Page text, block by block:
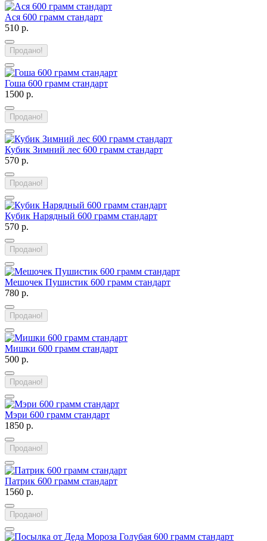
Ася 600 грамм стандарт
510 р.
Продано!
Гоша 600 грамм стандарт
1500 р.
Продано!
Кубик Зимний лес 600 грамм стандарт
570 р.
Продано!
Кубик Нарядный 600 грамм стандарт
570 р.
Продано!
Мешочек Пушистик 600 грамм стандарт
780 р.
Продано!
Мишки 600 грамм стандарт
500 р.
Продано!
Мэри 600 грамм стандарт
1850 р.
Продано!
Патрик 600 грамм стандарт
1560 р.
Продано!